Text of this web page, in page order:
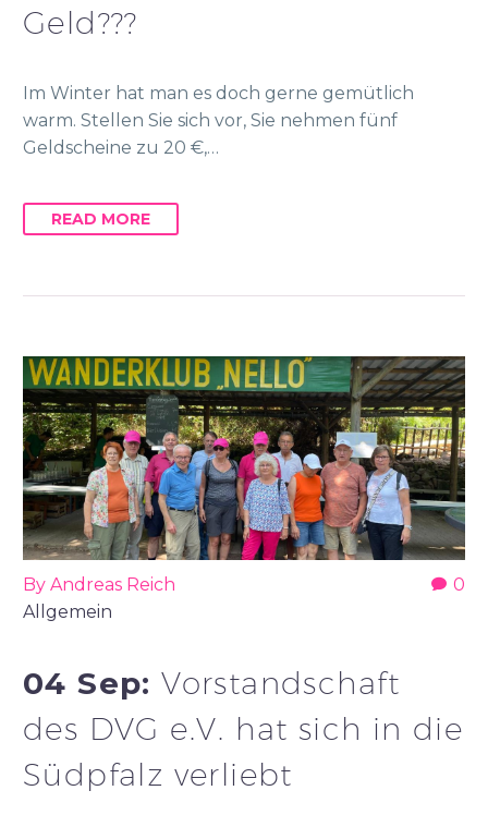
Geld???
Im Winter hat man es doch gerne gemütlich
warm. Stellen Sie sich vor, Sie nehmen fünf
Geldscheine zu 20 €,…
READ MORE
0
By Andreas Reich
Allgemein
04 Sep:Vorstandschaft
des DVG e.V. hat sich in die
Südpfalz verliebt